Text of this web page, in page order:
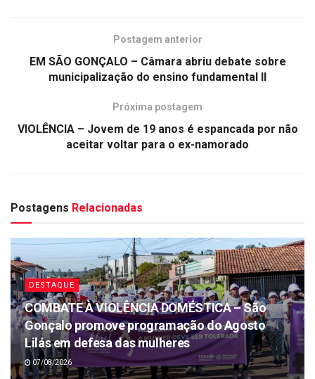
Postagem anterior
EM SÃO GONÇALO – Câmara abriu debate sobre
municipalização do ensino fundamental II
Próxima postagem
VIOLÊNCIA – Jovem de 19 anos é espancada por não
aceitar voltar para o ex-namorado
Postagens Relacionadas
DESTAQUE
COMBATE À VIOLÊNCIA DOMÉSTICA – São
Gonçalo promove programação do Agosto
Lilás em defesa das mulheres
07/08/2026